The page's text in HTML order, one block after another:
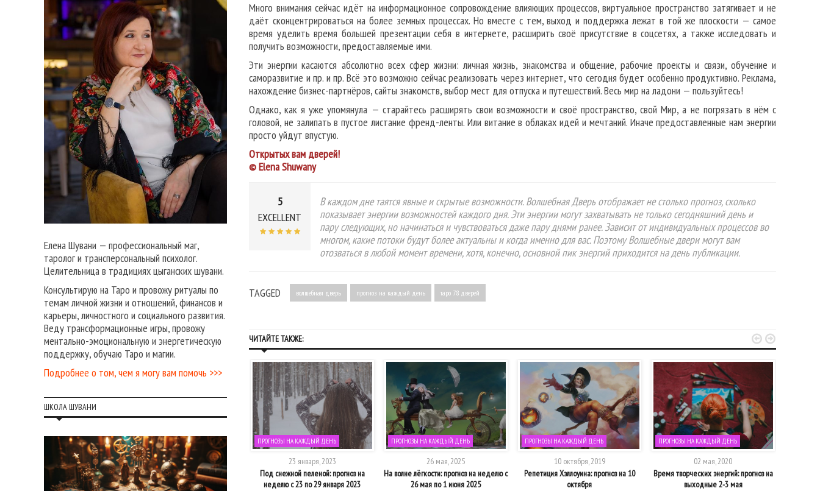
Много внимания сейчас идёт на информационное сопровождение влияющих процессов, виртуальное пространство затягивает и не
даёт сконцентрироваться на более земных процессах. Но вместе с тем, выход и поддержка лежат в той же плоскости — самое
время уделить время большей презентации себя в интернете, расширить своё присутствие в соцсетях, а также исследовать и
получить возможности, предоставляемые ими.
Эти энергии касаются абсолютно всех сфер жизни: личная жизнь, знакомства и общение, рабочие проекты и связи, обучение и
саморазвитие и пр. и пр. Всё это возможно сейчас реализовать через интернет, что сегодня будет особенно продуктивно. Реклама,
нахождение бизнес-партнёров, сайты знакомств, выбор мест для отпуска и путешествий. Весь мир на ладони — пользуйтесь!
Однако, как я уже упомянула — старайтесь расширять свои возможности и своё пространство, свой Мир, а не погрязать в нём с
головой, не залипать в пустое листание френд-ленты. Или витание в облаках идей и мечтаний. Иначе предоставленные нам энергии
просто уйдут впустую.
Открытых вам дверей!
© Elena Shuwany
5
EXCELLENT
В каждом дне таятся явные и скрытые возможности. Волшебная Дверь отображает не столько прогноз, сколько
показывает энергии возможностей каждого дня. Эти энергии могут захватывать не только сегодняшний день и
пару следующих, но начинаться и чувствоваться даже пару днями ранее. Зависит от индивидуальных процессов во
многом, какие потоки будут более актуальны и когда именно для вас. Поэтому Волшебные двери могут вам
отозваться в любой момент времени, хотя, конечно, основной пик энергий приходится на день публикации.
TAGGED волшебная дверь прогноз на каждый день таро 78 дверей
ЧИТАЙТЕ ТАКЖЕ:
НА КАЖДЫЙ ДЕНЬ
13 февраля, 2020
падений: прогноз на 13 февраля
ПРОГНОЗЫ НА КАЖДЫЙ ДЕНЬ
16 июля, 2023
Подбиваем ресурсы: прогноз на
неделю с 17 по 23 июля 2023
ПРОГНОЗЫ НА КАЖДЫЙ ДЕНЬ
23 января, 2023
Под снежной пеленой: прогноз на
неделю с 23 по 29 января 2023
ПРОГНОЗЫ НА КАЖДЫЙ ДЕНЬ
26 мая, 2025
На волне лёгкости: прогноз на неделю с
26 мая по 1 июня 2025
ПРОГНОЗЫ НА КАЖДЫЙ ДЕНЬ
10 октября, 2019
Репетиция Хэллоуина: прогноз на 10
октября
ПРОГНОЗЫ НА КАЖДЫЙ ДЕНЬ
02 мая, 2020
Время творческих энергий: прогноз на
выходные 2-3 мая
 
Елена Шувани — профессиональный маг,
таролог и трансперсональный психолог.
Целительница в традициях цыганских шувани.
Консультирую на Таро и провожу ритуалы по
темам личной жизни и отношений, финансов и
карьеры, личностного и социального развития.
Веду трансформационные игры, провожу
ментально-эмоциональную и энергетическую
поддержку, обучаю Таро и магии.
Подробнее о том, чем я могу вам помочь >>>
ШКОЛА ШУВАНИ